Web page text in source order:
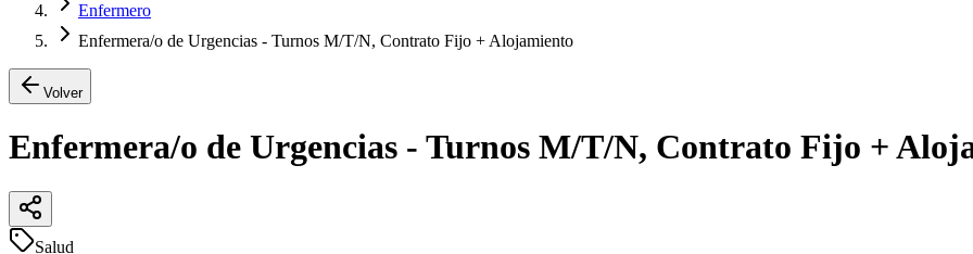
Enfermero
Enfermera/o de Urgencias - Turnos M/T/N, Contrato Fijo + Alojamiento
Volver
Enfermera/o de Urgencias - Turnos M/T/N, Contrato Fijo +
Salud